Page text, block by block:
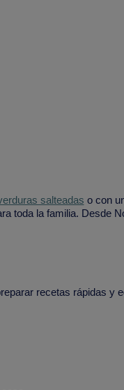
salteadas o con
toda la familia. Desde
recetas rápidas y